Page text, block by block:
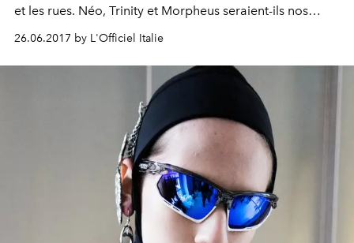
et les rues. Néo, Trinity et Morpheus seraient-ils nos
nouvelles inspis ? La preuve par trois.
26.06.2017 by L'Officiel Italie